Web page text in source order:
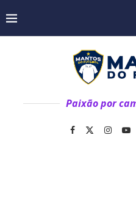
Paixão por